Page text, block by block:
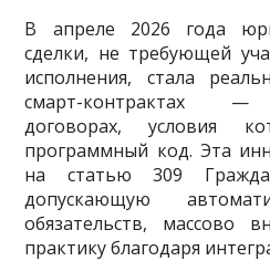
В апреле 2026 года
сделки, не требующей
исполнения, стала
смарт-контрактах —
договорах, условия
программный код. Эта
на статью 309
допускающую
обязательств, массово
практику благодаря